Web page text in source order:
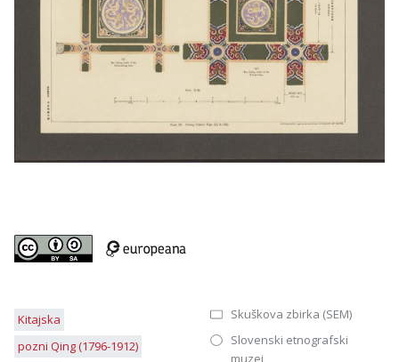
Kitajska
pozni Qing (1796-1912)
Skuškova zbirka (SEM)
Slovenski etnografski
muzej